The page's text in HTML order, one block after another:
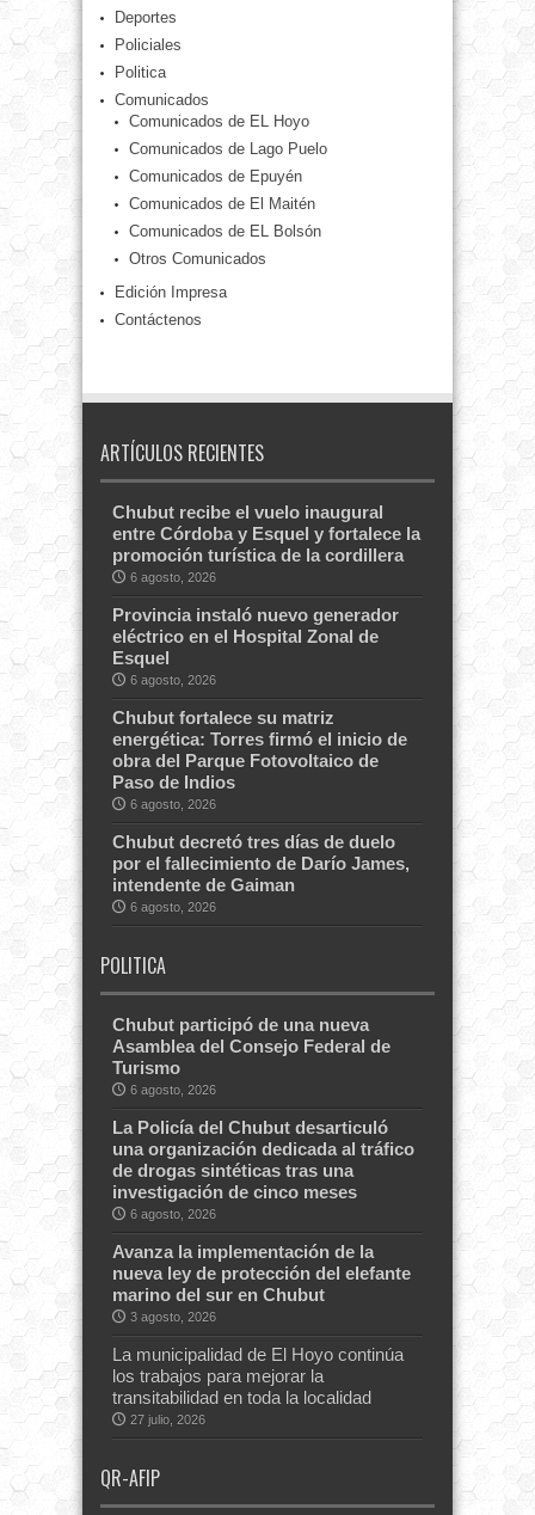
Deportes
Policiales
Politica
Comunicados
Comunicados de EL Hoyo
Comunicados de Lago Puelo
Comunicados de Epuyén
Comunicados de El Maitén
Comunicados de EL Bolsón
Otros Comunicados
Edición Impresa
Contáctenos
ARTÍCULOS RECIENTES
Chubut recibe el vuelo inaugural
entre Córdoba y Esquel y fortalece la
promoción turística de la cordillera
6 agosto, 2026
Provincia instaló nuevo generador
eléctrico en el Hospital Zonal de
Esquel
6 agosto, 2026
Chubut fortalece su matriz
energética: Torres firmó el inicio de
obra del Parque Fotovoltaico de
Paso de Indios
6 agosto, 2026
Chubut decretó tres días de duelo
por el fallecimiento de Darío James,
intendente de Gaiman
6 agosto, 2026
POLITICA
Chubut participó de una nueva
Asamblea del Consejo Federal de
Turismo
6 agosto, 2026
La Policía del Chubut desarticuló
una organización dedicada al tráfico
de drogas sintéticas tras una
investigación de cinco meses
6 agosto, 2026
Avanza la implementación de la
nueva ley de protección del elefante
marino del sur en Chubut
3 agosto, 2026
La municipalidad de El Hoyo continúa
los trabajos para mejorar la
transitabilidad en toda la localidad
27 julio, 2026
QR-AFIP